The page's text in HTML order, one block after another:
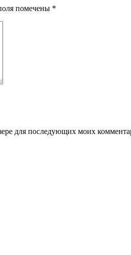
помечены *
для последующих моих